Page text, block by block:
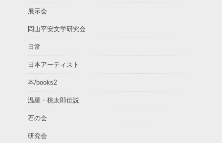
展示会
岡山平安文学研究会
日常
日本アーティスト
本/books2
温羅・桃太郎伝説
石の会
研究会